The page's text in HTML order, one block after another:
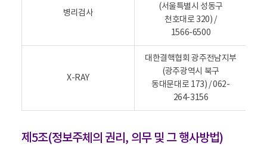
병리검사
(서울특별시 성동구
천호대로 320) /
1566-6500
X-RAY
대한결핵협회 광주전남지부
(광주광역시 북구
동대문대로 173) / 062-
264-3156
제5조(정보주체의 권리, 의무 및 그 행사방법)